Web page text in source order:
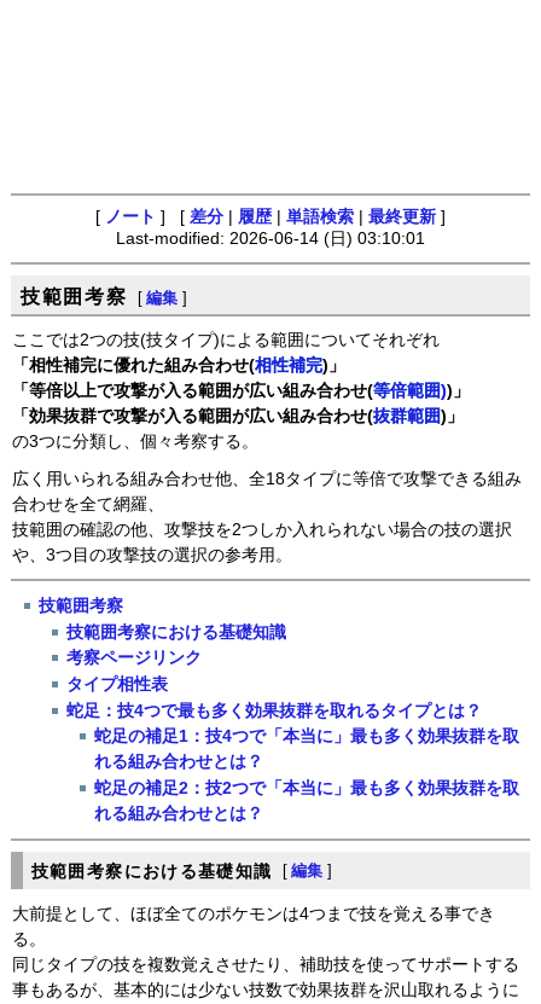
[ ノート ] [ 差分 履歴 単語検索 最終更新 ]
Last-modified: 2026-06-14 (日) 03:10:01
技範囲考察 [ 編集 ]
ここでは2つの技(技タイプ)による範囲についてそれぞれ
「相性補完に優れた組み合わせ(相性補完)」
「等倍以上で攻撃が入る範囲が広い組み合わせ(等倍範囲))」
「効果抜群で攻撃が入る範囲が広い組み合わせ(抜群範囲)」
の3つに分類し、個々考察する。
広く用いられる組み合わせ他、全18タイプに等倍で攻撃できる組み
合わせを全て網羅、
技範囲の確認の他、攻撃技を2つしか入れられない場合の技の選択
や、3つ目の攻撃技の選択の参考用。
技範囲考察
技範囲考察における基礎知識
考察ページリンク
タイプ相性表
蛇足：技4つで最も多く効果抜群を取れるタイプとは？
蛇足の補足1：技4つで「本当に」最も多く効果抜群を取
れる組み合わせとは？
蛇足の補足2：技2つで「本当に」最も多く効果抜群を取
れる組み合わせとは？
技範囲考察における基礎知識 [ 編集 ]
大前提として、ほぼ全てのポケモンは4つまで技を覚える事でき
る。
同じタイプの技を複数覚えさせたり、補助技を使ってサポートする
事もあるが、基本的には少ない技数で効果抜群を沢山取れるように